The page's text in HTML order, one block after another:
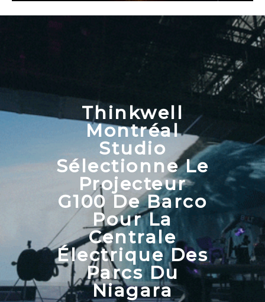
Thinkwell
Montréal
Studio
Sélectionne Le
Projecteur
G100 De Barco
Pour La
Centrale
Électrique Des
Parcs Du
Niagara